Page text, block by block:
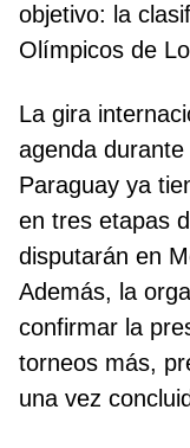
objetivo: la
Olímpicos de
La gira
agenda
Paraguay ya
en tres etapas
disputarán en
Además, la
confirmar la
torneos más,
una vez